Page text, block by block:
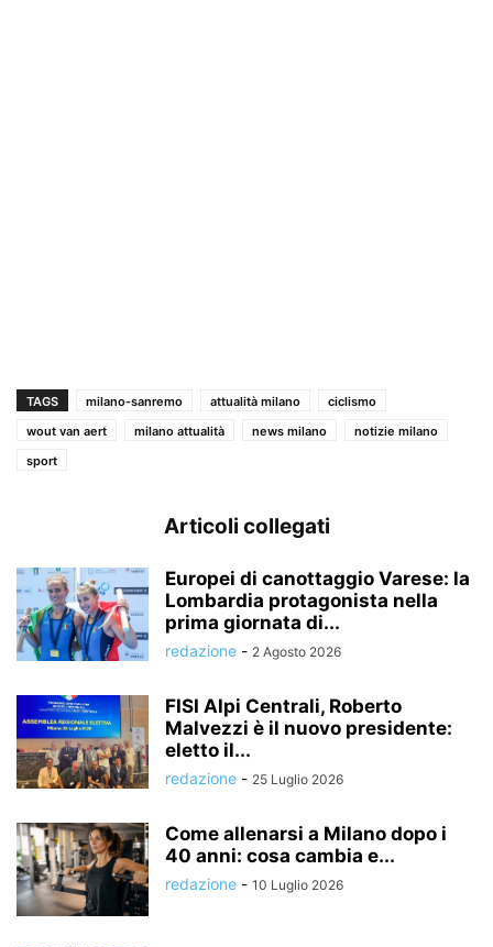
TAGS milano-sanremo attualità milano
ciclismo
wout van aert
milano attualità news milano
notizie milano
sport
Articoli collegati
Europei di canottaggio Varese: la
Lombardia protagonista nella
prima giornata di...
redazione - 2 Agosto 2026
FISI Alpi Centrali, Roberto
Malvezzi è il nuovo presidente:
eletto il...
redazione - 25 Luglio 2026
Come allenarsi a Milano dopo i
40 anni: cosa cambia e...
redazione - 10 Luglio 2026